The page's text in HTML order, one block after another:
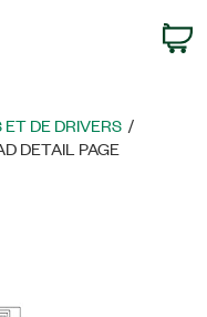
DE DRIVERS
DETAIL PAGE